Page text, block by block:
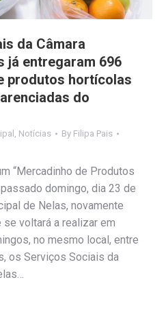
da Câmara
já entregaram 696
produtos hortícolas
do
Notícias By Filipa Pais
“Mercadinho de Produtos
domingo, dia 23 de
de Nelas, novamente
voltará a realizar em
no mesmo local, entre
os Serviços Sociais da